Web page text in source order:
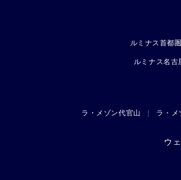
ルミナス首都圏
ルミナス名古
ラ・メゾン代官山 ラ・メ
ウ